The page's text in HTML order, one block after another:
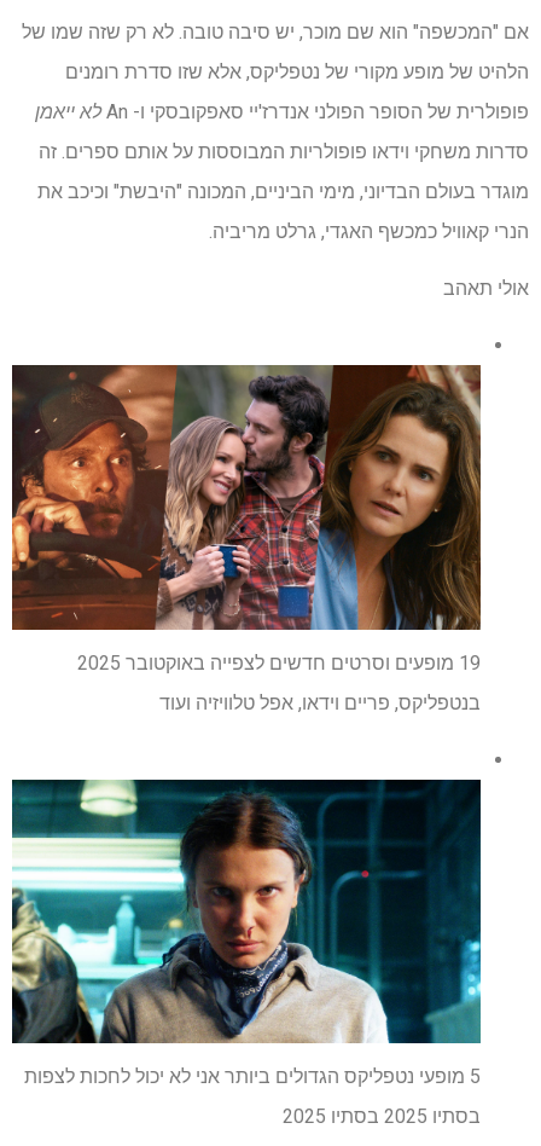
אם "המכשפה" הוא שם מוכר, יש סיבה טובה. לא רק שזה שמו של
הלהיט של מופע מקורי של נטפליקס, אלא שזו סדרת רומנים
פופולרית של הסופר הפולני אנדרז'יי סאפקובסקי ו- An
לא ייאמן
סדרות משחקי וידאו פופולריות המבוססות על אותם ספרים. זה
מוגדר בעולם הבדיוני, מימי הביניים, המכונה "היבשת" וכיכב את
הנרי קאוויל כמכשף האגדי, גרלט מריביה.
אולי תאהב
19 מופעים וסרטים חדשים לצפייה באוקטובר 2025
בנטפליקס, פריים וידאו, אפל טלוויזיה ועוד
5 מופעי נטפליקס הגדולים ביותר אני לא יכול לחכות לצפות
בסתיו 2025 בסתיו 2025